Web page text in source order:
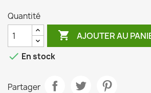
Quantité
 AJOUTER AU
 En stock
Partager